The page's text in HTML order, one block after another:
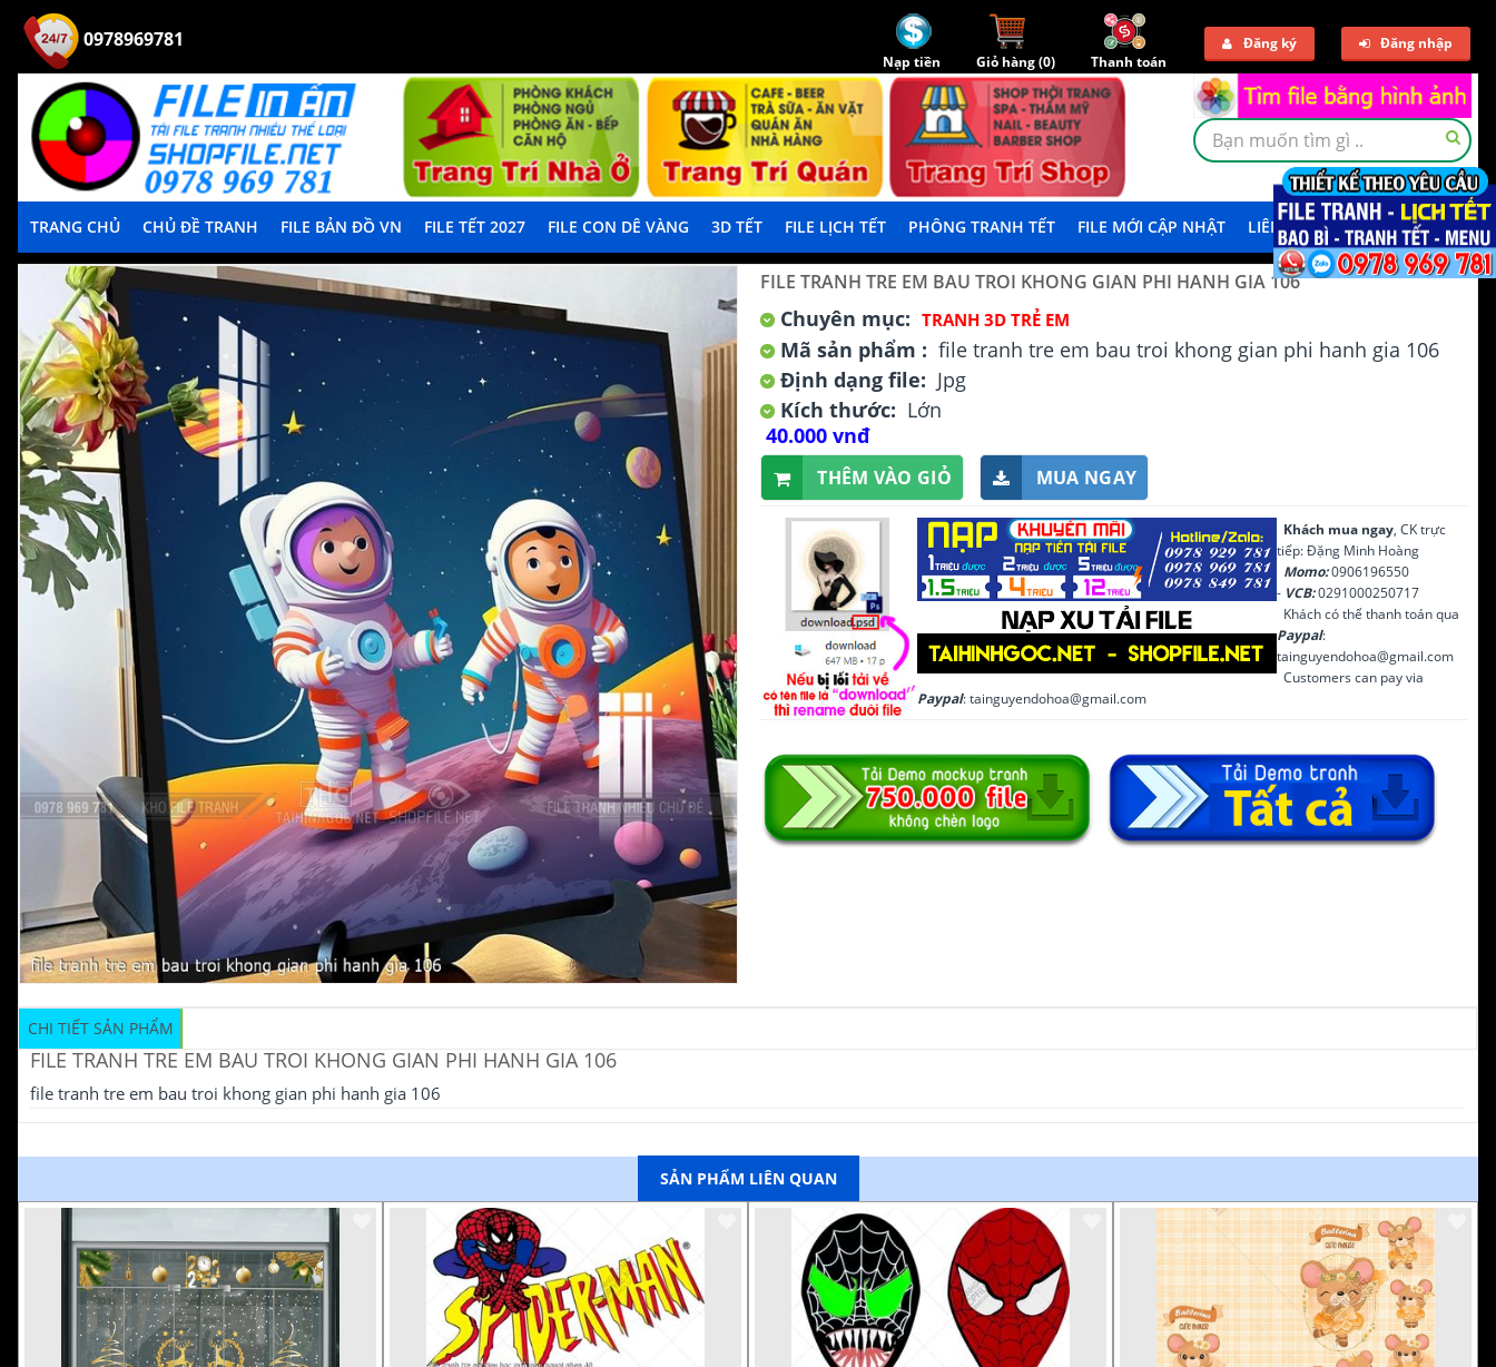
0978969781
Nạp tiền Giỏ hàng (0) Thanh toán
Đăng ký Đăng nhập
TRANG CHỦ CHỦ ĐỀ TRANH FILE BẢN ĐỒ VN FILE TẾT 2027 FILE CON DÊ VÀNG 3D TẾT FILE LỊCH TẾT PHÔNG TRANH TẾT FILE MỚI CẬP NHẬT LIÊN HỆ TẢI DEMO
FILE TRANH TRE EM BAU TROI KHONG GIAN PHI HANH GIA 106
Chuyên mục: TRANH 3D TRẺ EM
Mã sản phẩm : file tranh tre em bau troi khong gian phi hanh gia 106
Định dạng file: Jpg
Kích thước: Lớn
40.000 vnđ
THÊM VÀO GIỎ MUA NGAY
Khách mua ngay, CK trực
tiếp: Đặng Minh Hoàng
Momo:0906196550
- VCB:0291000250717
Khách có thể thanh toán qua
Paypal:
tainguyendohoa@gmail.com
Customers can pay via
Paypal: tainguyendohoa@gmail.com
CHI TIẾT SẢN PHẨM
FILE TRANH TRE EM BAU TROI KHONG GIAN PHI HANH GIA 106
file tranh tre em bau troi khong gian phi hanh gia 106
SẢN PHẨM LIÊN QUAN